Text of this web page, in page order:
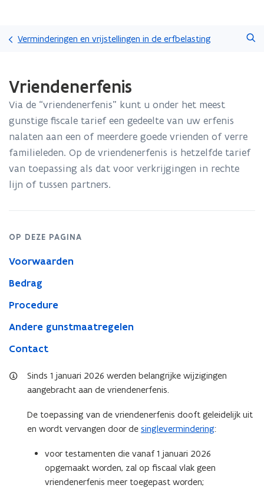
en
naar
Verminderingen en vrijstellingen in de erfbelasting
met
laden.
bevindt
op:
Vriendenerfenis
Vriendenerfenis
Via de “vriendenerfenis” kunt u onder het meest
gunstige fiscale tarief een gedeelte van uw erfenis
nalaten aan een of meerdere goede vrienden of verre
familieleden. Op de vriendenerfenis is hetzelfde tarief
van toepassing als dat voor verkrijgingen in rechte
lijn of tussen partners.
OP DEZE PAGINA
Voorwaarden
Bedrag
Procedure
Andere gunstmaatregelen
Contact
Sinds 1 januari 2026 werden belangrijke wijzigingen
aangebracht aan de vriendenerfenis.
De toepassing van de vriendenerfenis dooft geleidelijk uit
en wordt vervangen door de singlevermindering:
voor testamenten die vanaf 1 januari 2026
opgemaakt worden, zal op fiscaal vlak geen
vriendenerfenis meer toegepast worden;